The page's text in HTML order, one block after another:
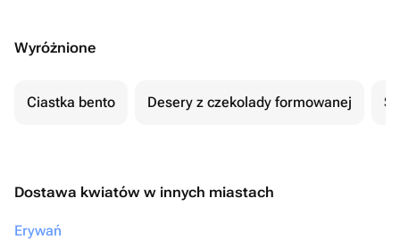
Wyróżnione
Ciastka bento Desery z czekolady formowanej
Dostawa kwiatów w innych miastach
Erywań